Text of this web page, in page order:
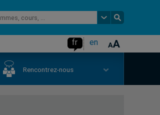
fr en
Rencontrez-nous